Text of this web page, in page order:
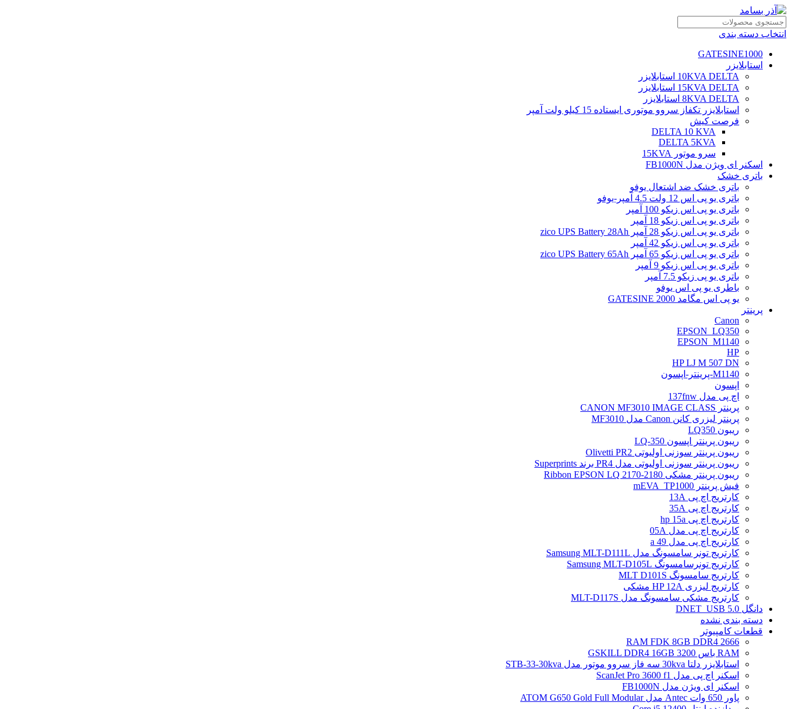
انتخاب دسته بندی
GATESINE1000
استابلایزر
10KVA DELTA استابلایزر
15KVA DELTA استابلایزر
8KVA DELTA استابلایزر
استابلایزر تکفاز سروو موتوری ایستاده 15 کیلو ولت آمپر
فرصت کیش
DELTA 10 KVA
DELTA 5KVA
سرو موتور 15KVA
اسکنر ای ویژن مدل FB1000N
باتری خشک
باتری خشک ضد اشتعال یوفو
باتری یو پی اس 12 ولت 4.5 آمپر-یوفو
باتری یو پی اس زیکو 100 آمپر
باتری یو پی اس زیکو 18 آمپر
باتری یو پی اس زیکو 28 آمپر zico UPS Battery 28Ah
باتری یو پی اس زیکو 42 آمپر
باتری یو پی اس زیکو 65 آمپر zico UPS Battery 65Ah
باتری یو پی اس زیکو 9 آمپر
باتری یو پی زیکو 7.5 آمپر
باطری یو پی اس یوفو
یو پی اس مگامد GATESINE 2000
پرینتر
Canon
EPSON_LQ350
EPSON_M1140
HP
HP LJ M 507 DN
M1140-پرینتر-اپسون
اپسون
اچ پی مدل 137fnw
پرینتر CANON MF3010 IMAGE CLASS
پرینتر لیزری کانن Canon مدل MF3010
ریبون LQ350
ریبون پرینتر اپسون LQ-350
ریبون پرینتر سوزنی اولیوتی Olivetti PR2
ریبون پرینتر سوزنی اولیوتی مدل PR4 برند Superprints
ریبون پرینتر مشکی Ribbon EPSON LQ 2170-2180
فیش پرینتر mEVA_TP1000
کارتریج اچ پی 13A
کارتریج اچ پی 35A
کارتریج اچ پی hp 15a
کارتریج اچ پی مدل 05A
کارتریج اچ پی مدل 49 a
کارتریج تونر سامسونگ مدل Samsung MLT-D111L
کارتریج تونرسامسونگ Samsung MLT-D105L
کارتریج سامسونگ MLT D101S
کارتریج لیزری HP 12A مشکی
کارتریج مشکی سامسونگ مدل MLT-D117S
دانگل DNET_USB 5.0
دسته بندی نشده
قطعات کامپیوتر
RAM FDK 8GB DDR4 2666
RAM باس 3200 GSKILL DDR4 16GB
استابلایزر دلتا 30kva سه فاز سروو موتور مدل STB-33-30kva
اسکنر اچ پی مدل ScanJet Pro 3600 f1
اسکنر ای ویژن مدل FB1000N
پاور 650 وات Antec مدل ATOM G650 Gold Full Modular